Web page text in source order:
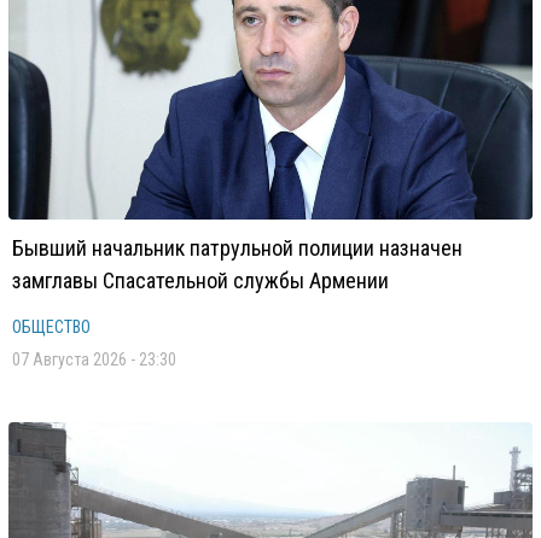
Бывший начальник патрульной полиции назначен
замглавы Спасательной службы Армении
ОБЩЕСТВО
07 Августа 2026 - 23:30